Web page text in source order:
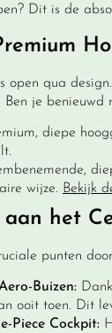
Dit is de
open qua
je
diepe
wijze. Bekijk
het
punten
Buizen:
ooit toen. Dit
Piece Cockpit: